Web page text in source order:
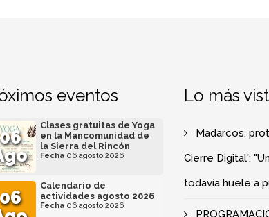
eventos
Clases gratuitas de Yoga
en la Mancomunidad de
la Sierra del Rincón
Fecha 06 agosto 2026
Calendario de
actividades agosto 2026
Fecha 06 agosto 2026
Lo más
Madarcos,
Cierre Digital':
todavía huele a